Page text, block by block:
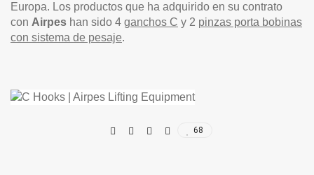
Europa. Los productos que ha adquirido en su contrato
con Airpes han sido 4 ganchos C y 2 pinzas porta bobinas
con sistema de pesaje.
68